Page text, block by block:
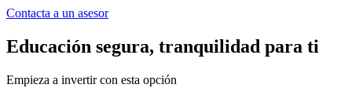
Contacta a un asesor
Educación segura, tranquilidad para ti
Empieza a invertir con esta opción